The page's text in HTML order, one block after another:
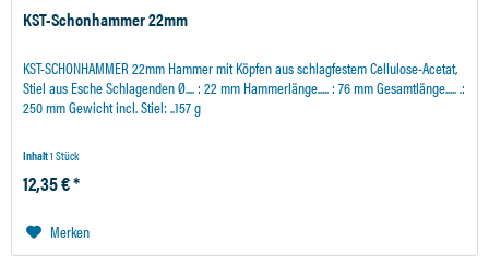
KST-Schonhammer 22mm
KST-SCHONHAMMER 22mm Hammer mit Köpfen aus schlagfestem Cellulose-Acetat,
Stiel aus Esche Schlagenden Ø.... : 22 mm Hammerlänge..... : 76 mm Gesamtlänge..... .:
250 mm Gewicht incl. Stiel: ..157 g
Inhalt1 Stück
12,35 € *
Merken